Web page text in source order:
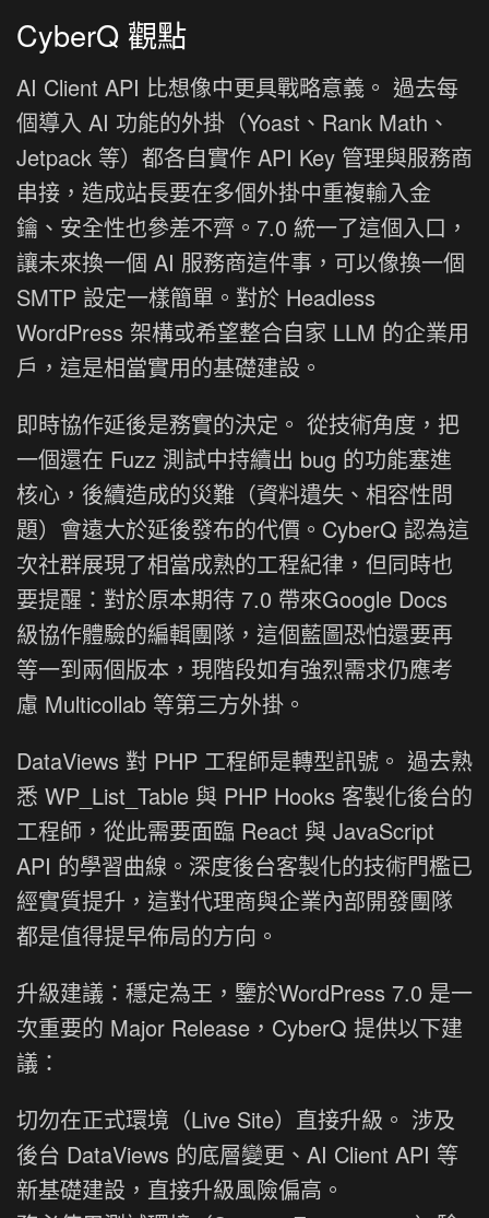
CyberQ 觀點
AI Client API 比想像中更具戰略意義。 過去每
個導入 AI 功能的外掛（Yoast、Rank Math、
Jetpack 等）都各自實作 API Key 管理與服務商
串接，造成站長要在多個外掛中重複輸入金
鑰、安全性也參差不齊。7.0 統一了這個入口，
讓未來換一個 AI 服務商這件事，可以像換一個
SMTP 設定一樣簡單。對於 Headless
WordPress 架構或希望整合自家 LLM 的企業用
戶，這是相當實用的基礎建設。
即時協作延後是務實的決定。 從技術角度，把
一個還在 Fuzz 測試中持續出 bug 的功能塞進
核心，後續造成的災難（資料遺失、相容性問
題）會遠大於延後發布的代價。CyberQ 認為這
次社群展現了相當成熟的工程紀律，但同時也
要提醒：對於原本期待 7.0 帶來Google Docs
級協作體驗的編輯團隊，這個藍圖恐怕還要再
等一到兩個版本，現階段如有強烈需求仍應考
慮 Multicollab 等第三方外掛。
DataViews 對 PHP 工程師是轉型訊號。 過去熟
悉 WP_List_Table 與 PHP Hooks 客製化後台的
工程師，從此需要面臨 React 與 JavaScript
API 的學習曲線。深度後台客製化的技術門檻已
經實質提升，這對代理商與企業內部開發團隊
都是值得提早佈局的方向。
升級建議：穩定為王，鑒於WordPress 7.0 是一
次重要的 Major Release，CyberQ 提供以下建
議：
切勿在正式環境（Live Site）直接升級。 涉及
後台 DataViews 的底層變更、AI Client API 等
新基礎建設，直接升級風險偏高。